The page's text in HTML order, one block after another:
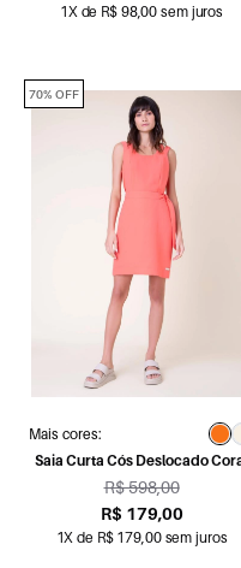
1X de R$ 98,00 sem juros
Mais cores:
Saia Curta Cós Deslocado
R$ 598,00
R$ 179,00
1X de R$ 179,00 sem juros
70% OFF